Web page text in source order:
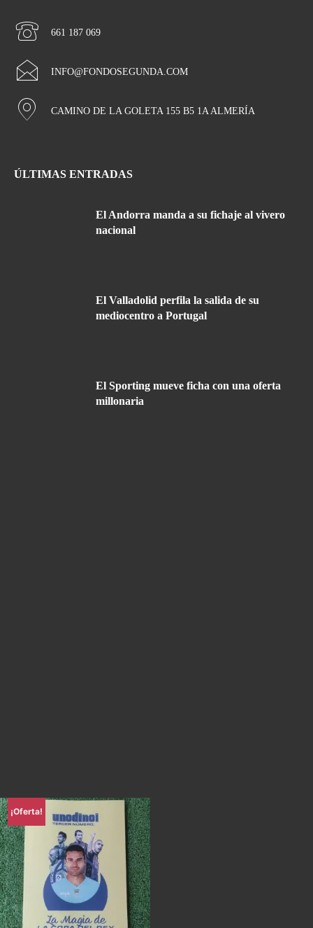
661 187 069
INFO@FONDOSEGUNDA.COM
CAMINO DE LA GOLETA 155 B5 1A ALMERÍA
ÚLTIMAS ENTRADAS
El Andorra manda a su fichaje al vivero
nacional
El Valladolid perfila la salida de su
mediocentro a Portugal
El Sporting mueve ficha con una oferta
millonaria
¡Oferta!